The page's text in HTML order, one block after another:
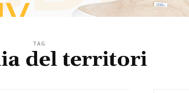
TAG
del territori